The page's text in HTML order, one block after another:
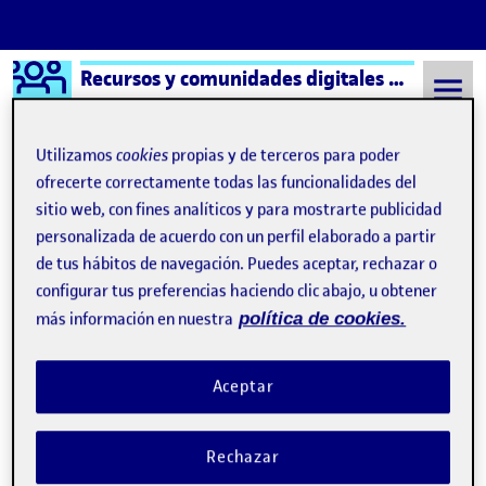
Saltar al contenido
Logo Ágora Recursos y comunidades digitales aula 1
Semestre 20212 - Aula 1 15 Junio, 2022
15 Junio, 2022
Reflexión Final
Publicado por
Francisco Forteza Ramirez
Fecha de publicación
comentario
Para iniciar un poco esta reflexión final me gustaría hacer
hincapié en la suerte que he tenido de encontrar un grupo tan
bueno como en el que he trabajado, el trabajo colaborativo ha
sido una tarea muy sencilla y llevadera ya que desde el inicio
Utilizamoscookies propias y de terceros para poder
ofrecerte correctamente todas las funcionalidades del
sitio web, con fines analíticos y para mostrarte publicidad
personalizada de acuerdo con un perfil elaborado a partir
de tus hábitos de navegación. Puedes aceptar, rechazar o
configurar tus preferencias haciendo clic abajo, u obtener
más información en nuestra política de cookies.
Rechazar
Aceptar